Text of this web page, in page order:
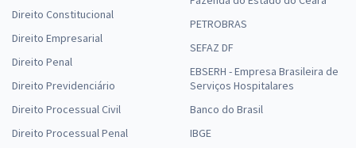
Direito Constitucional
Direito Empresarial
Direito Penal
Direito Previdenciário
Direito Processual Civil
Direito Processual Penal
PETROBRAS
SEFAZ DF
EBSERH - Empresa Brasileira de
Serviços Hospitalares
Banco do Brasil
IBGE